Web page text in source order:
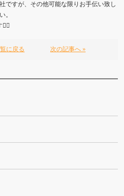
ですが、その他可能な限りお手伝い致し
。
に戻る 次の記事へ »